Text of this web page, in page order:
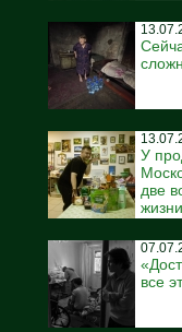
У
две
жизни
все